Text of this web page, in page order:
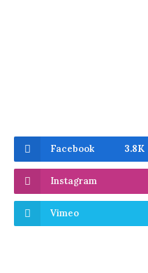
Facebook 3.8K
Instagram
Vimeo